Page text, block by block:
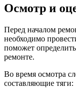
Осмотр и
Перед началом
необходимо
поможет
ремонте.
Во время осмотра
составляющие тяги: